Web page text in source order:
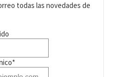
todas las novedades de